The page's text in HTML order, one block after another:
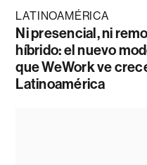
LATINOAMÉRICA
Ni presencial, ni
híbrido: el nuevo
que WeWork ve
Latinoamérica